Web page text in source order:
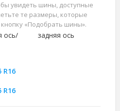
увидеть шины, доступные
те размеры, которые
«Подобрать шины».
ось/
задняя ось
R16
R16